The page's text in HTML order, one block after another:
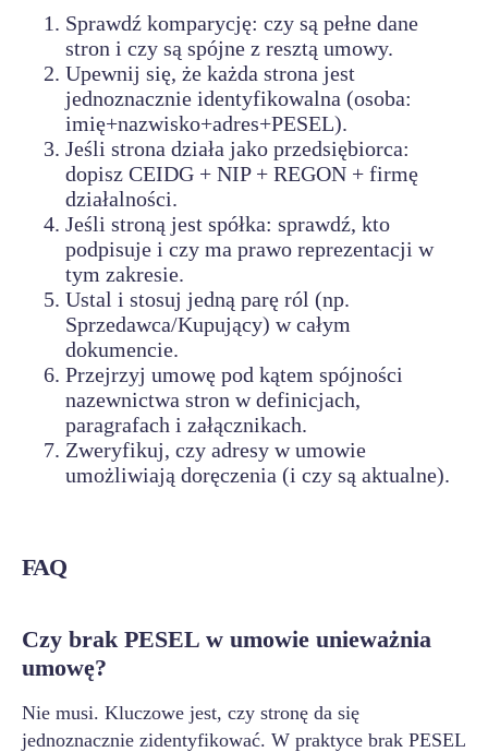
Sprawdź komparycję: czy są pełne dane
stron i czy są spójne z resztą umowy.
Upewnij się, że każda strona jest
jednoznacznie identyfikowalna (osoba:
imię+nazwisko+adres+PESEL).
Jeśli strona działa jako przedsiębiorca:
dopisz CEIDG + NIP + REGON + firmę
działalności.
Jeśli stroną jest spółka: sprawdź, kto
podpisuje i czy ma prawo reprezentacji w
tym zakresie.
Ustal i stosuj jedną parę ról (np.
Sprzedawca/Kupujący) w całym
dokumencie.
Przejrzyj umowę pod kątem spójności
nazewnictwa stron w definicjach,
paragrafach i załącznikach.
Zweryfikuj, czy adresy w umowie
umożliwiają doręczenia (i czy są aktualne).
FAQ
Czy brak PESEL w umowie unieważnia
umowę?
Nie musi. Kluczowe jest, czy stronę da się
jednoznacznie zidentyfikować. W praktyce brak PESEL